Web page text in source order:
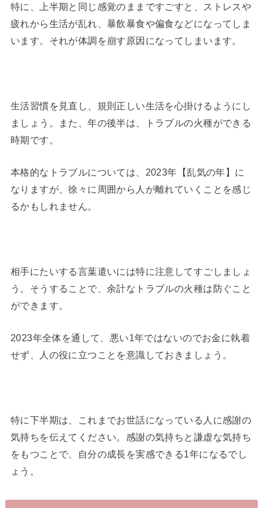
特に、上半期と同じ感覚のままですごすと、ストレスや
疲れから生活が乱れ、暴飲暴食や偏食などになってしま
います。それが体調を崩す原因になってしまいます。
生活習慣を見直し、規則正しい生活を心掛けるようにし
ましょう。また、年の後半は、トラブルの火種ができる
時期です。
本格的なトラブルについては、2023年【乱気の年】に
なりますが、徐々に周囲から人が離れていくことを感じ
るかもしれません。
相手にたいする言葉遣いには特に注意してすごしましょ
う。そうすることで、余計なトラブルの火種は防ぐこと
ができます。
2023年全体を通して、悪い1年ではないのでお金に執着
せず、人の役に立つことを意識しておきましょう。
特に下半期は、これまでお世話になっている人に感謝の
気持ちを伝えてください。感謝の気持ちと謙虚な気持ち
をもつことで、自分の成長を実感できる1年になるでし
ょう。